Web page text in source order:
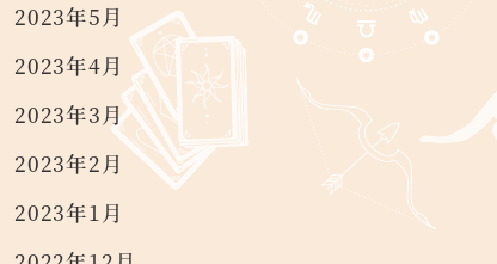
2023年5月
2023年4月
2023年3月
2023年2月
2023年1月